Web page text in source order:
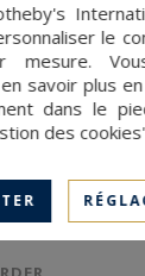
chambre de
bien.
un
le
mesure.
savoir plus
dans le
des